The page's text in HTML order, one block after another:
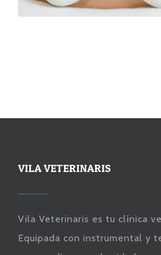
VILA VETERINARIS
Vila Veterinaris es tu clínica
Equipada con instrumental y